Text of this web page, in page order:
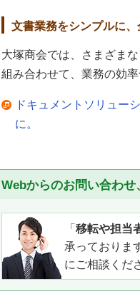
文書業務をシンプルに、
大塚商会では、さまざま
組み合わせて、業務の効
ドキュメントソリュー
に。
Webからのお問い合わ
「 移転や担当
承っておりま
にご相談くだ